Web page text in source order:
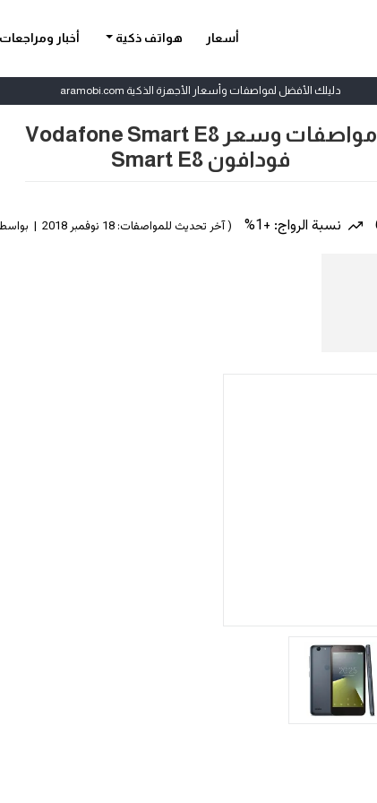
أسعار هواتف ذكية أخبار
دليلك الأفضل لمواصفات وأسعار الأجهزة الذكية aramobi.com
مواصفات وسعر Vodafone Smart E8
فودافون Smart E8
نسبة الرواج: +1% ( آخر تحديث للمواصفات: 18 نوفمبر 2018 | بواسطة